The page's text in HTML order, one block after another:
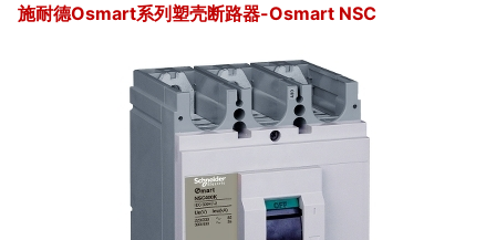
施耐德Osmart系列塑壳断路器-Osmart NSC